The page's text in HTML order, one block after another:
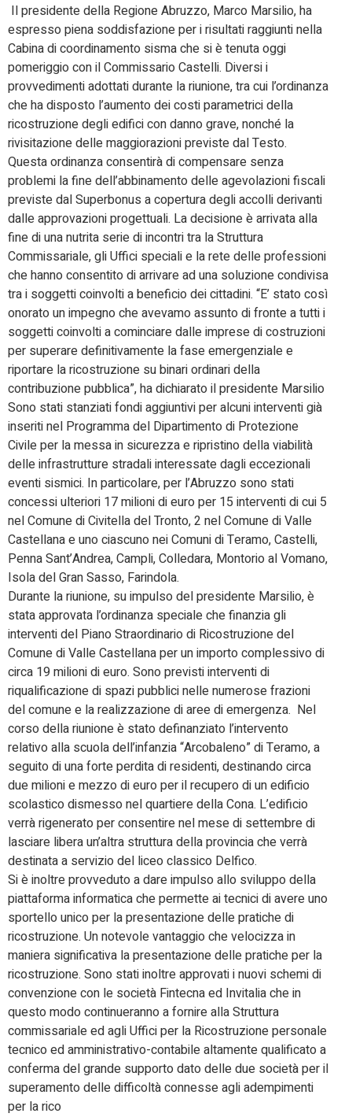
Il presidente della Regione Abruzzo, Marco Marsilio, ha
espresso piena soddisfazione per i risultati raggiunti nella
Cabina di coordinamento sisma che si è tenuta oggi
pomeriggio con il Commissario Castelli. Diversi i
provvedimenti adottati durante la riunione, tra cui l’ordinanza
che ha disposto l’aumento dei costi parametrici della
ricostruzione degli edifici con danno grave, nonché la
rivisitazione delle maggiorazioni previste dal Testo.
Questa ordinanza consentirà di compensare senza
problemi la fine dell’abbinamento delle agevolazioni fiscali
previste dal Superbonus a copertura degli accolli derivanti
dalle approvazioni progettuali. La decisione è arrivata alla
fine di una nutrita serie di incontri tra la Struttura
Commissariale, gli Uffici speciali e la rete delle professioni
che hanno consentito di arrivare ad una soluzione condivisa
tra i soggetti coinvolti a beneficio dei cittadini. “E’ stato così
onorato un impegno che avevamo assunto di fronte a tutti i
soggetti coinvolti a cominciare dalle imprese di costruzioni
per superare definitivamente la fase emergenziale e
riportare la ricostruzione su binari ordinari della
contribuzione pubblica”, ha dichiarato il presidente Marsilio
Sono stati stanziati fondi aggiuntivi per alcuni interventi già
inseriti nel Programma del Dipartimento di Protezione
Civile per la messa in sicurezza e ripristino della viabilità
delle infrastrutture stradali interessate dagli eccezionali
eventi sismici. In particolare, per l’Abruzzo sono stati
concessi ulteriori 17 milioni di euro per 15 interventi di cui 5
nel Comune di Civitella del Tronto, 2 nel Comune di Valle
Castellana e uno ciascuno nei Comuni di Teramo, Castelli,
Penna Sant’Andrea, Campli, Colledara, Montorio al Vomano,
Isola del Gran Sasso, Farindola.
Durante la riunione, su impulso del presidente Marsilio, è
stata approvata l’ordinanza speciale che finanzia gli
interventi del Piano Straordinario di Ricostruzione del
Comune di Valle Castellana per un importo complessivo di
circa 19 milioni di euro. Sono previsti interventi di
riqualificazione di spazi pubblici nelle numerose frazioni
del comune e la realizzazione di aree di emergenza. Nel
corso della riunione è stato definanziato l’intervento
relativo alla scuola dell’infanzia “Arcobaleno” di Teramo, a
seguito di una forte perdita di residenti, destinando circa
due milioni e mezzo di euro per il recupero di un edificio
scolastico dismesso nel quartiere della Cona. L’edificio
verrà rigenerato per consentire nel mese di settembre di
lasciare libera un’altra struttura della provincia che verrà
destinata a servizio del liceo classico Delfico.
Si è inoltre provveduto a dare impulso allo sviluppo della
piattaforma informatica che permette ai tecnici di avere uno
sportello unico per la presentazione delle pratiche di
ricostruzione. Un notevole vantaggio che velocizza in
maniera significativa la presentazione delle pratiche per la
ricostruzione. Sono stati inoltre approvati i nuovi schemi di
convenzione con le società Fintecna ed Invitalia che in
questo modo continueranno a fornire alla Struttura
commissariale ed agli Uffici per la Ricostruzione personale
tecnico ed amministrativo-contabile altamente qualificato a
conferma del grande supporto dato delle due società per il
superamento delle difficoltà connesse agli adempimenti
per la rico